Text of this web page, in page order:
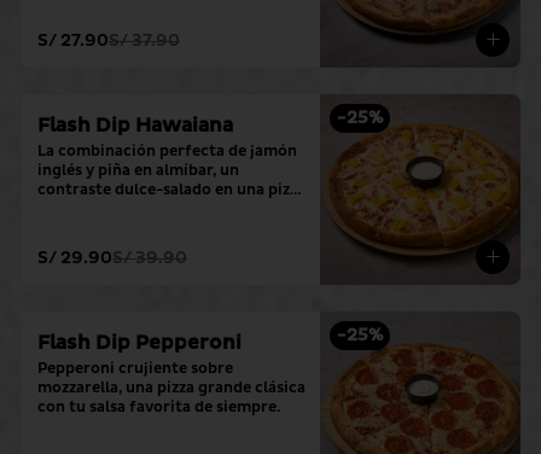
S/ 27.90S/ 37.90
-25%
Flash Dip Hawaiana
La combinación perfecta de jamón
inglés y piña en almíbar, un
contraste dulce-salado en una pizza
S/ 29.90S/ 39.90
-25%
Flash Dip Pepperoni
Pepperoni crujiente sobre
mozzarella, una pizza grande clásica
con tu salsa favorita de siempre.